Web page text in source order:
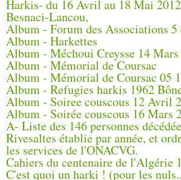
Harkis- du 16 Avril au 18 Mai
Besnaci-Lancou,
Album - Forum des Associations 5
Album - Harkettes
Album - Méchoui Creysse 14
Album - Mémorial de Coursac
Album - Mémorial de Coursac 05
Album - Refugies harkis 1962
Album - Soiree couscous 12 Avril
Album - Soirée couscous 16 Mars
A- Liste des 146 personnes
Rivesaltes établie par année, et
les services de l'ONACVG.
Cahiers du centenaire de l'Algérie
C'est quoi un harki ! (pour les